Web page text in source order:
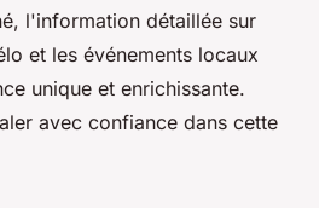
l'information détaillée sur
et les événements locaux
unique et enrichissante.
avec confiance dans cette